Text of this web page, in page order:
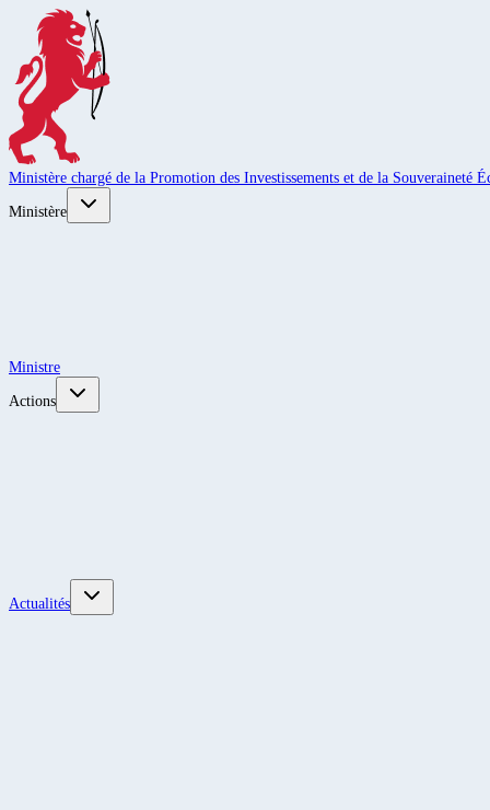
Ministère chargé de la Promotion des Investissements et de la Souveraineté
Ministère
Ministre
Actions
Actualités